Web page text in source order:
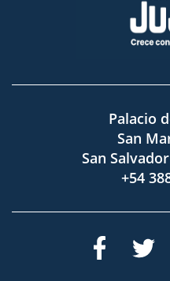
Palacio
San
San
+54